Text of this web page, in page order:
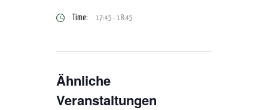
Time: 17:45 - 18:45
Ähnliche
Veranstaltungen